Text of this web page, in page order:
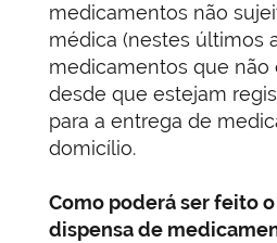
medicamentos não
médica (nestes últimos
medicamentos que não
desde que estejam
para a entrega de
domicílio.
Como poderá ser feito
dispensa de